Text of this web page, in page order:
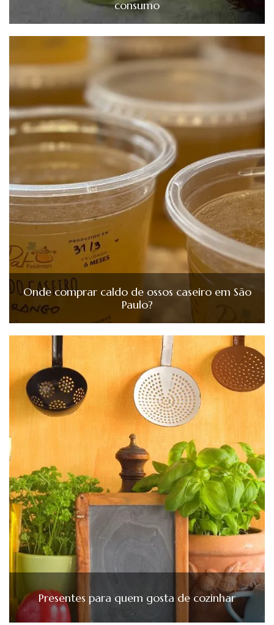
consumo
Onde comprar caldo de ossos caseiro em São
Paulo?
Presentes para quem gosta de cozinhar